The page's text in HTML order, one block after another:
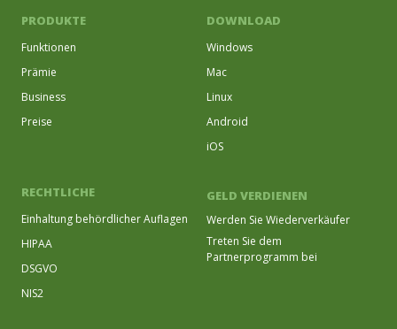
PRODUKTE
Funktionen
Prämie
Business
Preise
DOWNLOAD
Windows
Mac
Linux
Android
iOS
RECHTLICHE
Einhaltung behördlicher Auflagen
HIPAA
DSGVO
NIS2
GELD VERDIENEN
Werden Sie Wiederverkäufer
Treten Sie dem
Partnerprogramm bei